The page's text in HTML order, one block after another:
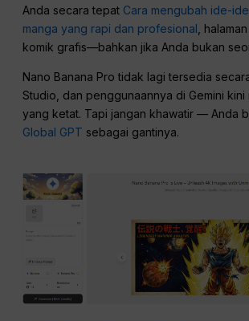
Anda secara tepat Cara mengubah ide-
manga yang rapi dan profesional ,
komik grafis—bahkan jika Anda bukan
Nano Banana Pro tidak lagi tersedia
Studio, dan penggunaannya di Gemini kini
yang ketat. Tapi jangan khawatir — Anda
Global GPT sebagai gantinya.